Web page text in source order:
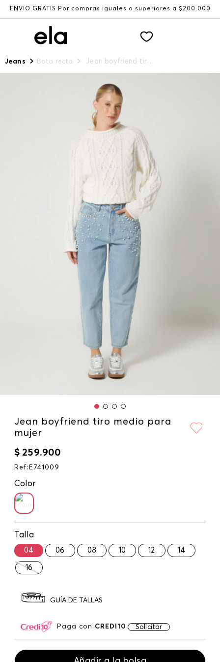
ENVÍO GRATIS Por compras iguales o superiores a $200.000
Jeans Bota recta Jean boyfriend tiro medio para mujer
Jean boyfriend tiro medio para
mujer
$ 259.900
Ref : E741009
Color
Talla
04 06 08 10 12 14
16
GUÍA DE TALLAS
Paga con CREDI10 Solicitar